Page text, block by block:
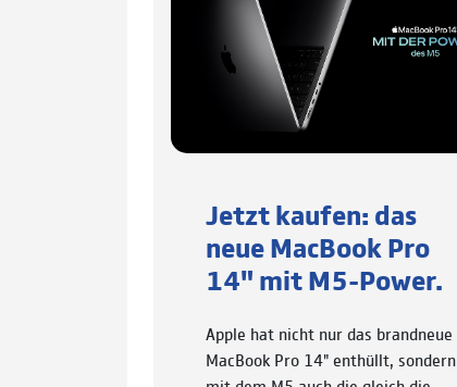
Jetzt kaufen: das
neue MacBook Pro
14" mit M5-Power.
Apple hat nicht nur das brandneue
MacBook Pro 14" enthüllt, sondern